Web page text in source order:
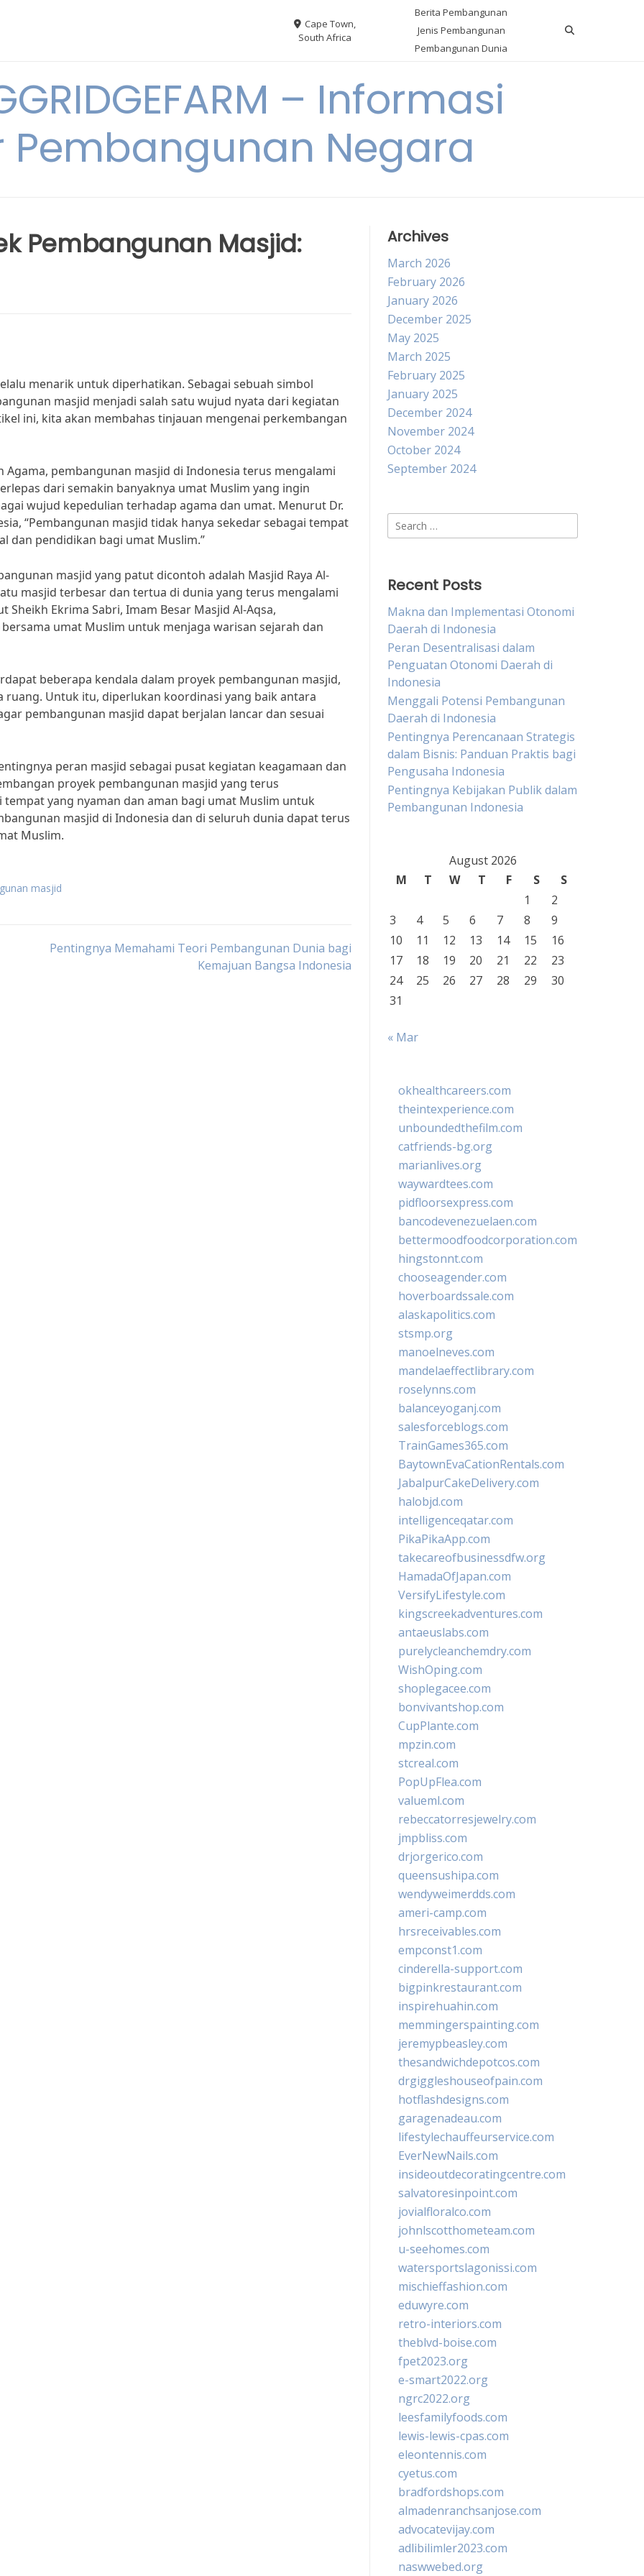
Cape Town,
South Africa
Berita Pembangunan
Jenis Pembangunan
Pembangunan Dunia
– Informasi
Pembangunan Negara
Pembangunan Masjid:
menarik untuk diperhatikan. Sebagai sebuah simbol
masjid menjadi salah satu wujud nyata dari kegiatan
ini, kita akan membahas tinjauan mengenai perkembangan
pembangunan masjid di Indonesia terus mengalami
dari semakin banyaknya umat Muslim yang ingin
wujud kepedulian terhadap agama dan umat. Menurut Dr.
“Pembangunan masjid tidak hanya sekedar sebagai tempat
dan pendidikan bagi umat Muslim.”
masjid yang patut dicontoh adalah Masjid Raya Al-
masjid terbesar dan tertua di dunia yang terus mengalami
Ekrima Sabri, Imam Besar Masjid Al-Aqsa,
umat Muslim untuk menjaga warisan sejarah dan
beberapa kendala dalam proyek pembangunan masjid,
ruang. Untuk itu, diperlukan koordinasi yang baik antara
pembangunan masjid dapat berjalan lancar dan sesuai
peran masjid sebagai pusat kegiatan keagamaan dan
proyek pembangunan masjid yang terus
yang nyaman dan aman bagi umat Muslim untuk
masjid di Indonesia dan di seluruh dunia dapat terus
Muslim.
masjid
Pentingnya Memahami Teori Pembangunan Dunia bagi
Kemajuan Bangsa Indonesia
Archives
March 2026
February 2026
January 2026
December 2025
May 2025
March 2025
February 2025
January 2025
December 2024
November 2024
October 2024
September 2024
Search
for:
Recent Posts
Makna dan Implementasi Otonomi
Daerah di Indonesia
Peran Desentralisasi dalam
Penguatan Otonomi Daerah di
Indonesia
Menggali Potensi Pembangunan
Daerah di Indonesia
Pentingnya Perencanaan Strategis
dalam Bisnis: Panduan Praktis bagi
Pengusaha Indonesia
Pentingnya Kebijakan Publik dalam
Pembangunan Indonesia
August 2026
M
T W T F S
S
1
2
3
4 5 6 7 8
9
10
11 12 13 14 15
16
17
18 19 20 21 22
23
24
25 26 27 28 29
30
31
« Mar
okhealthcareers.com
theintexperience.com
unboundedthefilm.com
catfriends-bg.org
marianlives.org
waywardtees.com
pidfloorsexpress.com
bancodevenezuelaen.com
bettermoodfoodcorporation.com
hingstonnt.com
chooseagender.com
hoverboardssale.com
alaskapolitics.com
stsmp.org
manoelneves.com
mandelaeffectlibrary.com
roselynns.com
balanceyoganj.com
salesforceblogs.com
TrainGames365.com
BaytownEvaCationRentals.com
JabalpurCakeDelivery.com
halobjd.com
intelligenceqatar.com
PikaPikaApp.com
takecareofbusinessdfw.org
HamadaOfJapan.com
VersifyLifestyle.com
kingscreekadventures.com
antaeuslabs.com
purelycleanchemdry.com
WishOping.com
shoplegacee.com
bonvivantshop.com
CupPlante.com
mpzin.com
stcreal.com
PopUpFlea.com
valueml.com
rebeccatorresjewelry.com
jmpbliss.com
drjorgerico.com
queensushipa.com
wendyweimerdds.com
ameri-camp.com
hrsreceivables.com
empconst1.com
cinderella-support.com
bigpinkrestaurant.com
inspirehuahin.com
memmingerspainting.com
jeremypbeasley.com
thesandwichdepotcos.com
drgiggleshouseofpain.com
hotflashdesigns.com
garagenadeau.com
lifestylechauffeurservice.com
EverNewNails.com
insideoutdecoratingcentre.com
salvatoresinpoint.com
jovialfloralco.com
johnlscotthometeam.com
u-seehomes.com
watersportslagonissi.com
mischieffashion.com
eduwyre.com
retro-interiors.com
theblvd-boise.com
fpet2023.org
e-smart2022.org
ngrc2022.org
leesfamilyfoods.com
lewis-lewis-cpas.com
eleontennis.com
cyetus.com
bradfordshops.com
almadenranchsanjose.com
advocatevijay.com
adlibilimler2023.com
naswwebed.org